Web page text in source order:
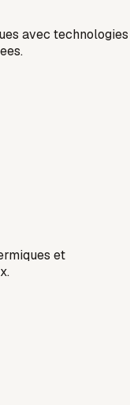
avec technologies
et